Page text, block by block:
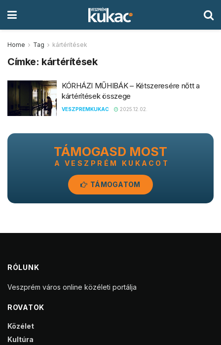
Home Tag kártérítések
Címke: kártérítések
KÓRHÁZI MŰHIBÁK – Kétszeresére nőtt a
kártérítések összege
VESZPREMKUKAC 2025.12.02.
TÁMOGASD MOST
A VESZPRÉM KUKACOT
TÁMOGATOM
RÓLUNK
Veszprém város online közéleti portálja
ROVATOK
Közélet
Kultúra